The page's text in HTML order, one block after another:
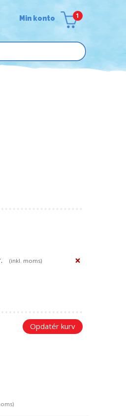
Min konto 1
(inkl. moms) ×
Opdatér kurv